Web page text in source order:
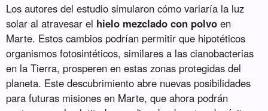
Los autores del estudio simularon cómo variaría la luz
solar al atravesar el hielo mezclado con polvo en
Marte. Estos cambios podrían permitir que hipotéticos
organismos fotosintéticos, similares a las cianobacterias
en la Tierra, prosperen en estas zonas protegidas del
planeta. Este descubrimiento abre nuevas posibilidades
para futuras misiones en Marte, que ahora podrán